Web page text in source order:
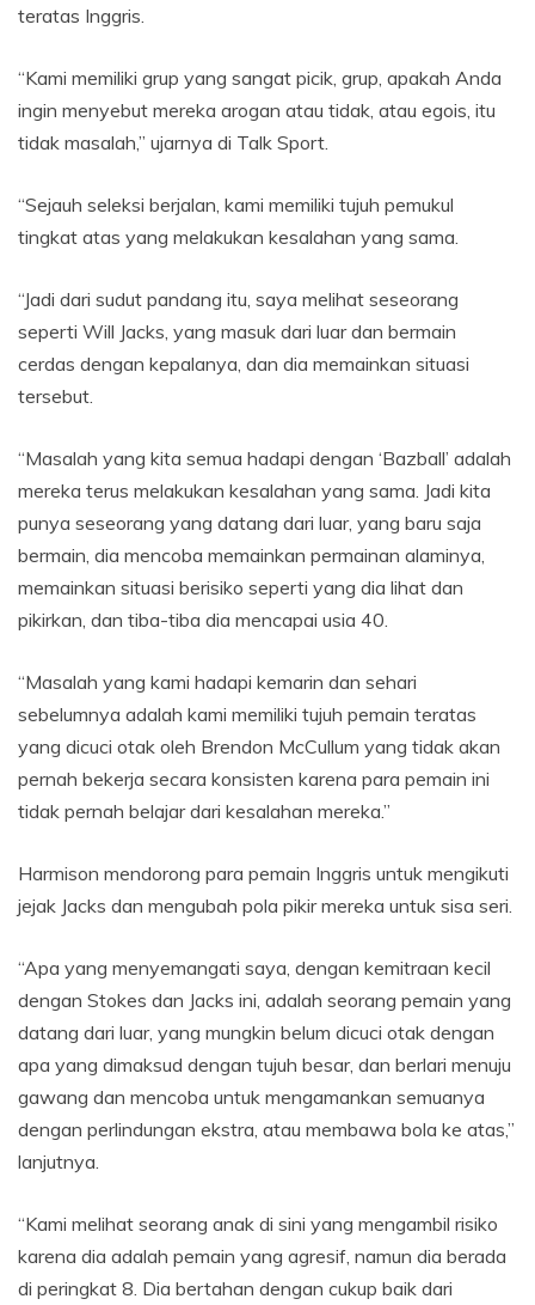
teratas Inggris.
“Kami memiliki grup yang sangat picik, grup, apakah Anda
ingin menyebut mereka arogan atau tidak, atau egois, itu
tidak masalah,” ujarnya di Talk Sport.
“Sejauh seleksi berjalan, kami memiliki tujuh pemukul
tingkat atas yang melakukan kesalahan yang sama.
“Jadi dari sudut pandang itu, saya melihat seseorang
seperti Will Jacks, yang masuk dari luar dan bermain
cerdas dengan kepalanya, dan dia memainkan situasi
tersebut.
“Masalah yang kita semua hadapi dengan ‘Bazball’ adalah
mereka terus melakukan kesalahan yang sama. Jadi kita
punya seseorang yang datang dari luar, yang baru saja
bermain, dia mencoba memainkan permainan alaminya,
memainkan situasi berisiko seperti yang dia lihat dan
pikirkan, dan tiba-tiba dia mencapai usia 40.
“Masalah yang kami hadapi kemarin dan sehari
sebelumnya adalah kami memiliki tujuh pemain teratas
yang dicuci otak oleh Brendon McCullum yang tidak akan
pernah bekerja secara konsisten karena para pemain ini
tidak pernah belajar dari kesalahan mereka.”
Harmison mendorong para pemain Inggris untuk mengikuti
jejak Jacks dan mengubah pola pikir mereka untuk sisa seri.
“Apa yang menyemangati saya, dengan kemitraan kecil
dengan Stokes dan Jacks ini, adalah seorang pemain yang
datang dari luar, yang mungkin belum dicuci otak dengan
apa yang dimaksud dengan tujuh besar, dan berlari menuju
gawang dan mencoba untuk mengamankan semuanya
dengan perlindungan ekstra, atau membawa bola ke atas,”
lanjutnya.
“Kami melihat seorang anak di sini yang mengambil risiko
karena dia adalah pemain yang agresif, namun dia berada
di peringkat 8. Dia bertahan dengan cukup baik dari